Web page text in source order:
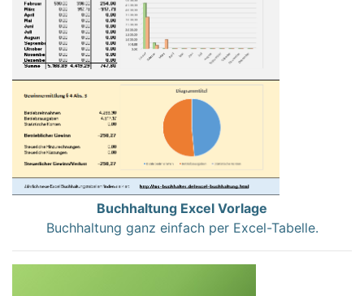
Buchhaltung Excel Vorlage
Buchhaltung ganz einfach per Excel-Tabelle.